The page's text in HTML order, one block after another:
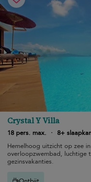
Crystal Y Villa
18 pers. max. · 8+
Hemelhoog uitzicht op zee
overloopzwembad, luchtige
gezinsvakanties.